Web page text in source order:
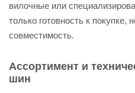
вилочные или
только готовность к покупке,
совместимость.
Ассортимент и
шин